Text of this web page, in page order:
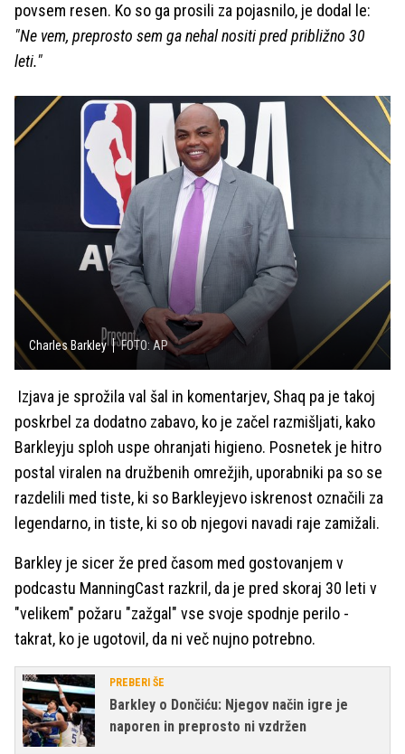
povsem resen. Ko so ga prosili za pojasnilo, je dodal le:
"Ne vem, preprosto sem ga nehal nositi pred približno 30
leti."
Charles Barkley FOTO: AP
Izjava je sprožila val šal in komentarjev, Shaq pa je takoj
poskrbel za dodatno zabavo, ko je začel razmišljati, kako
Barkleyju sploh uspe ohranjati higieno. Posnetek je hitro
postal viralen na družbenih omrežjih, uporabniki pa so se
razdelili med tiste, ki so Barkleyjevo iskrenost označili za
legendarno, in tiste, ki so ob njegovi navadi raje zamižali.
Barkley je sicer že pred časom med gostovanjem v
podcastu ManningCast razkril, da je pred skoraj 30 leti v
"velikem" požaru "zažgal" vse svoje spodnje perilo -
takrat, ko je ugotovil, da ni več nujno potrebno.
PREBERI ŠE
Barkley o Dončiću: Njegov način igre je
naporen in preprosto ni vzdržen